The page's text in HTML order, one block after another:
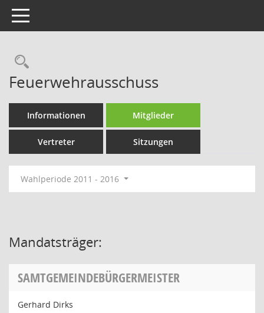
Toggle navigation
Rechercheauswahl
Feuerwehrausschuss
Informationen Mitglieder
Vertreter Sitzungen
Wahlperiode 2011 - 2016
Mandatsträger:
SAMTGEMEINDEBÜRGERMEISTER
Gerhard Dirks